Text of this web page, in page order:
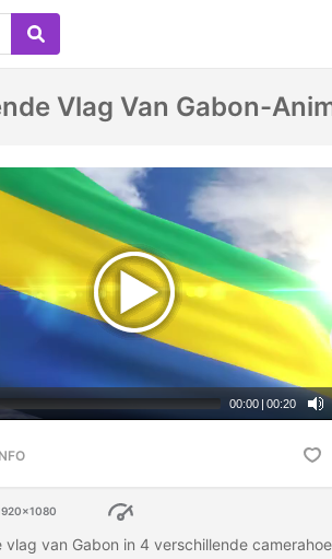
Vlag Van Gabon-
00:00 | 00:20
vlag van Gabon in 4 verschillende